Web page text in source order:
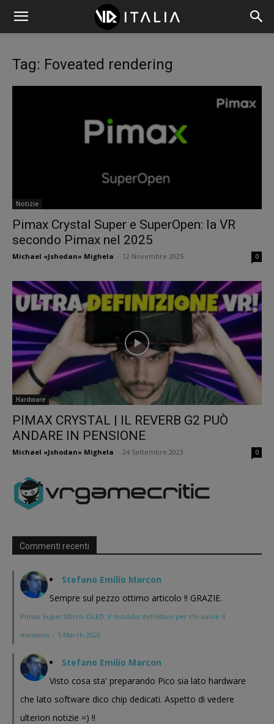
Tag: Foveated rendering
Notizie
Pimax Crystal Super e SuperOpen: la VR
secondo Pimax nel 2025
Michael «Jshodan» Mighela 12 Novembre 2025 0
Hardware
PIMAX CRYSTAL | IL REVERB G2 PUÒ
ANDARE IN PENSIONE
Michael «Jshodan» Mighela 24 Settembre 2023 0
Commenti recenti
Stefano Emilio Marcon
Sempre sul pezzo ottimo articolo !! GRAZIE.
Pimax Super Micro-OLED: il modulo definitivo per chi vuole il
massimo · 5 March 2026
Stefano Emilio Marcon
Visto cosa sta' preparando Pico sia lato hardware
che lato software dico chip dedicati. Aspetto di vedere
ulteriori notizie =) !!